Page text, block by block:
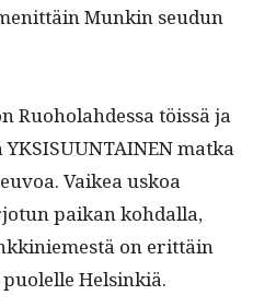
Munkin seudun
Ruo­ho­lahdessa töis­sä ja
mat­ka
Vaikea uskoa
paikan kohdal­la,
on erit­täin
Helsinkiä.